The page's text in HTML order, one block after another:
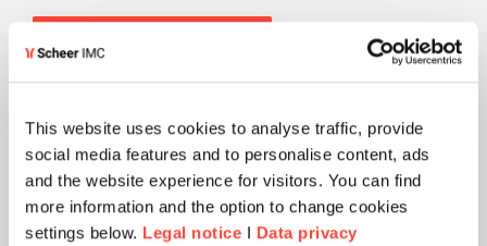
This website uses cookies to analyse traffic, provide
social media features and to personalise content, ads
and the website experience for visitors. You can find
more information and the option to change cookies
settings below. Legal notice I Data privacy